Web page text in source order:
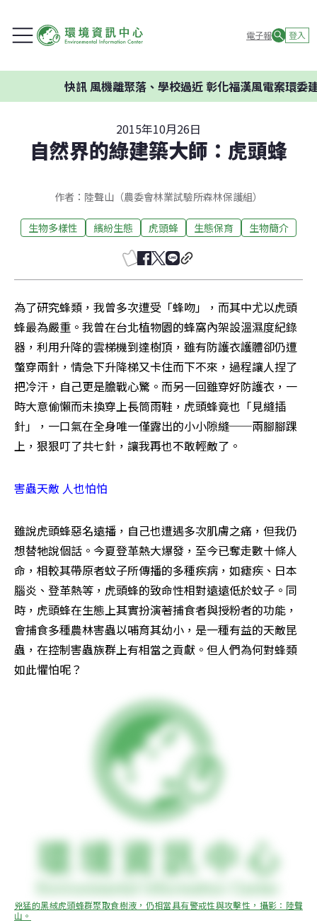
電子報 登入
風機離聚落、學校過近 彰化福漢風電案環委建議不應
2015年10月26日
自然界的綠建築大師：虎頭蜂
作者：陸聲山（農委會林業試驗所森林保護組）
生物多樣性 繽紛生態 虎頭蜂 生態保育 生物簡介
為了研究蜂類，我曾多次遭受「蜂吻」，而其中尤以虎頭
蜂最為嚴重。我曾在台北植物園的蜂窩內架設溫濕度紀錄
器，利用升降的雲梯機到達樹頂，雖有防護衣護體卻仍遭
螫穿兩針，情急下升降梯又卡住而下不來，過程讓人捏了
把冷汗，自己更是膽戰心驚。而另一回雖穿好防護衣，一
時大意偷懶而未換穿上長筒雨鞋，虎頭蜂竟也「見縫插
針」，一口氣在全身唯一僅露出的小小隙縫──兩腳腳踝
上，狠狠叮了共七針，讓我再也不敢輕敵了。
害蟲天敵 人也怕怕
雖說虎頭蜂惡名遠播，自己也遭遇多次肌膚之痛，但我仍
想替牠說個話。今夏登革熱大爆發，至今已奪走數十條人
命，相較其帶原者蚊子所傳播的多種疾病，如瘧疾、日本
腦炎、登革熱等，虎頭蜂的致命性相對遠遠低於蚊子。同
時，虎頭蜂在生態上其實扮演著捕食者與授粉者的功能，
會捕食多種農林害蟲以哺育其幼小，是一種有益的天敵昆
蟲，在控制害蟲族群上有相當之貢獻。但人們為何對蜂類
如此懼怕呢？
兇猛的黑絨虎頭蜂群聚取食樹液，仍相當具有警戒性與攻擊性，攝影：陸聲
山。